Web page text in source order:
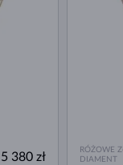
5 380 zł
RÓŻOWE
DIAMENT